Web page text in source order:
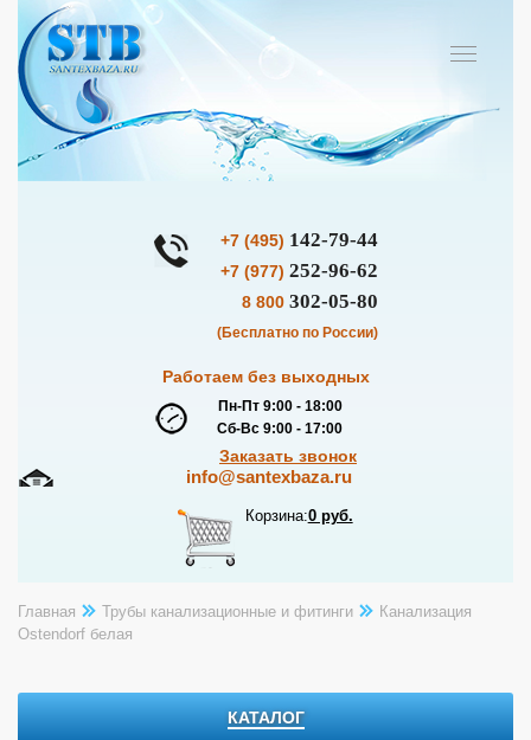
+7 (495) 142-79-44
+7 (977) 252-96-62
8 800 302-05-80
(Бесплатно по России)
Работаем без выходных
Пн-Пт 9:00 - 18:00
Сб-Вс 9:00 - 17:00
Заказать звонок
info@santexbaza.ru
Корзина:0 руб.
Главная Трубы канализационные и фитинги
Канализация
Ostendorf белая
КАТАЛОГ